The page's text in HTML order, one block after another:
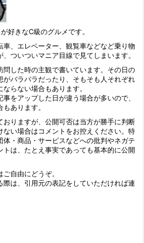
好きなC級のグルメです。
車、エレベーター、観覧車などなど乗り物
ついついマニア目線で見てしまいます。
問した時の主観で書いています。その日の
がバラバラだったり、そもそも人それぞれ
らない場合もあります。
をアップした日が違う場合が多いので、
あります。
おりますが、公開可否は当方が勝手に判断
ない場合はコメントをお控えください。特
体・商品・サービスなどへの批判やネガテ
トは、たとえ事実であっても基本的に公開
自由にどうぞ。
際は、引用元の表記をしていただければ連